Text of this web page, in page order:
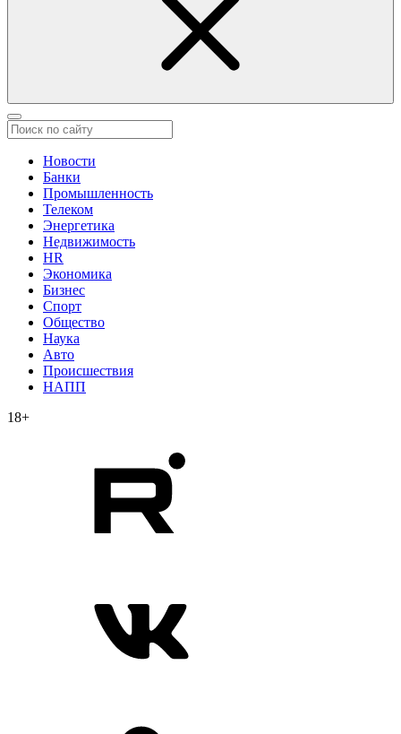
Новости
Банки
Промышленность
Телеком
Энергетика
Недвижимость
HR
Экономика
Бизнес
Спорт
Общество
Наука
Авто
Происшествия
НАПП
18+